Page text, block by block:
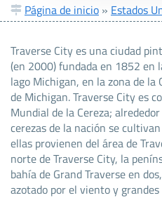
Página de inicio » Estados
Traverse City es una ciudad
(en 2000) fundada en 1852 en
lago Michigan, en la zona de
de Michigan. Traverse City es
Mundial de la Cereza;
cerezas de la nación se
ellas provienen del área de
norte de Traverse City, la
bahía de Grand Traverse en
azotado por el viento y